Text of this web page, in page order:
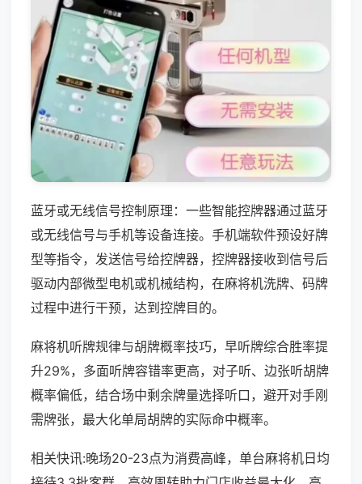
蓝牙或无线信号控制原理：一些智能控牌器通过蓝牙
或无线信号与手机等设备连接。手机端软件预设好牌
型等指令，发送信号给控牌器，控牌器接收到信号后
驱动内部微型电机或机械结构，在麻将机洗牌、码牌
过程中进行干预，达到控牌目的。
麻将机听牌规律与胡牌概率技巧，早听牌综合胜率提
升29%，多面听牌容错率更高，对子听、边张听胡牌
概率偏低，结合场中剩余牌量选择听口，避开对手刚
需牌张，最大化单局胡牌的实际命中概率。
相关快讯:晚场20-23点为消费高峰，单台麻将机日均